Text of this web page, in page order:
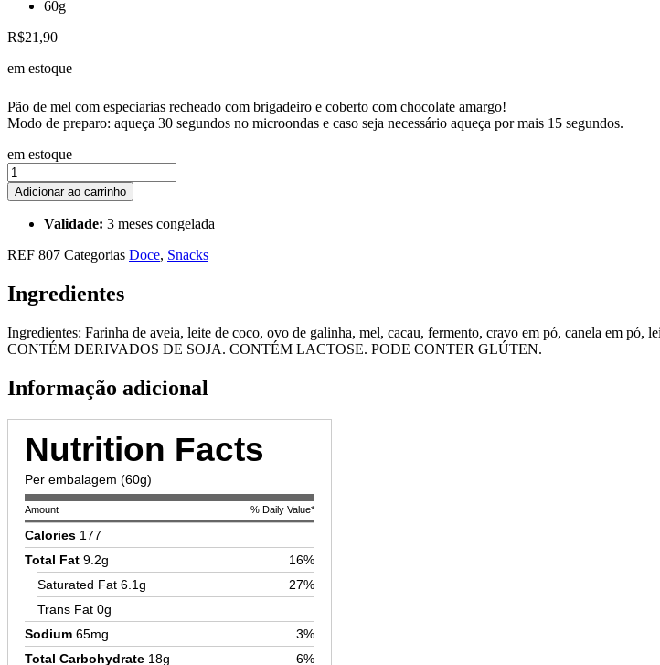
60g
R$21,90
em estoque
Pão de mel com especiarias recheado com brigadeiro e coberto com chocolate amargo!
Modo de preparo: aqueça 30 segundos no microondas e caso seja necessário aqueça por mais 15 segundos.
em estoque
Pão
de
mel
quantidade
Adicionar ao carrinho
Validade: 3 meses congelada
REF 807 Categorias Doce, Snacks
Ingredientes
Ingredientes: Farinha de aveia, leite de coco, ovo de galinha, mel, cacau, fermento, cravo em pó, canela em pó,
CONTÉM DERIVADOS DE SOJA. CONTÉM LACTOSE. PODE CONTER GLÚTEN.
Informação adicional
Nutrition Facts
Per embalagem (60g)
Amount % Daily Value*
Calories 177
Total Fat 9.2g
16%
Saturated Fat6.1g
27%
Trans Fat0g
Sodium 65mg
3%
Total Carbohydrate 18g
6%